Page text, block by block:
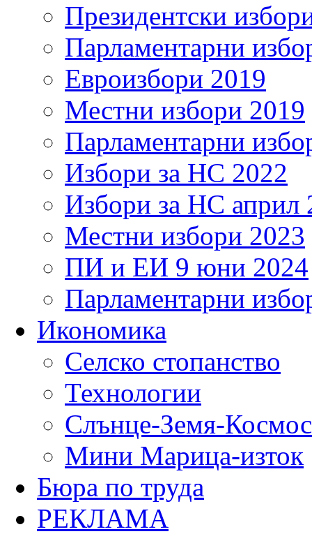
Президентски
Парламентарни
Евроизбори 2019
Местни избори 2019
Парламентарни
Избори за НС 2022
Избори за НС април
Местни избори 2023
ПИ и ЕИ 9 юни 2024
Парламентарни
Икономика
Селско стопанство
Технологии
Слънце-Земя-Космос
Мини Марица-изток
Бюра по труда
РЕКЛАМА